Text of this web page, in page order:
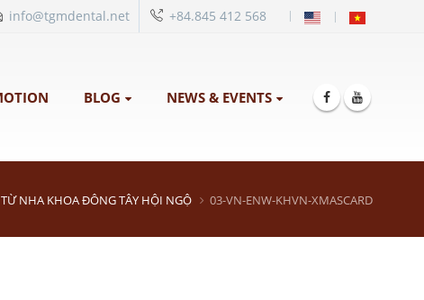
info@tgmdental.net +84.845 412 568 |
BLOG NEWS & EVENTS
NHA KHOA ĐÔNG TÂY HỘI NGỘ 03-VN-ENW-KHVN-XMASCARD